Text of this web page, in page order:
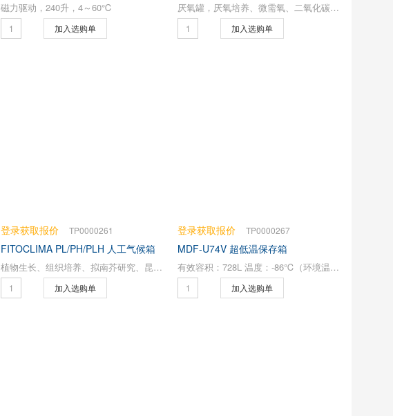
磁力驱动，240升，4～60℃
加入选购单
厌氧罐，厌氧培养、微需氧、二氧化碳培养
加入选购单
登录获取报价 TP0000261
FITOCLIMA PL/PH/PLH 人工气候箱
植物生长、组织培养、拟南芥研究、昆虫学研究、藻类研究、种子发芽、孵化
加入选购单
登录获取报价 TP0000267
MDF-U74V 超低温保存箱
有效容积：728L 温度：-86℃（环境温度30℃）
加入选购单